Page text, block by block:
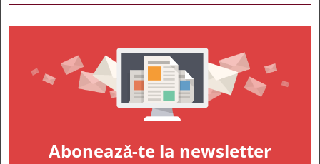
Abonează-te la newsletter